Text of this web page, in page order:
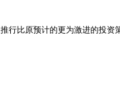
比原预计的更为激进的投资